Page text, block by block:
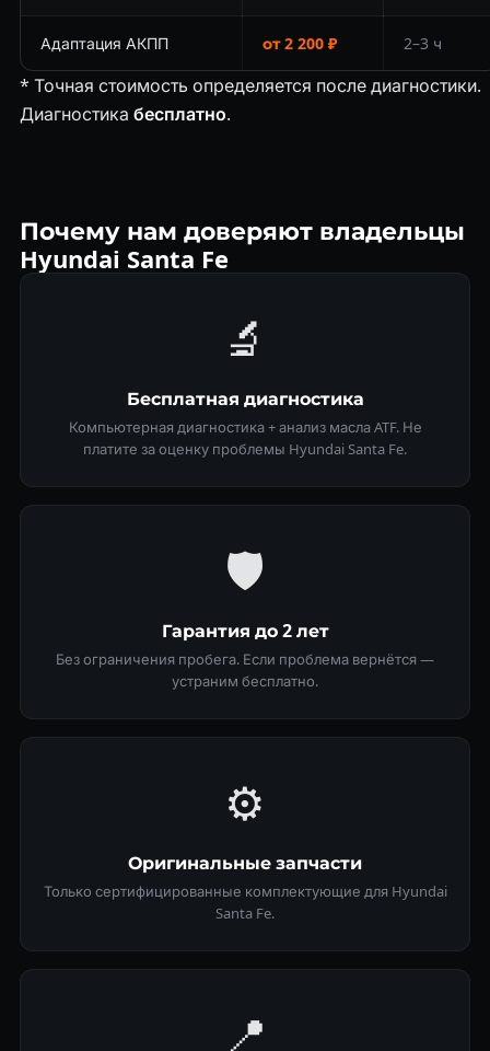
Адаптация АКПП от 2 200 ₽ 2–3 ч
* Точная стоимость определяется после диагностики.
Диагностика бесплатно.
Почему нам доверяют владельцы
Hyundai Santa Fe
🔬
Бесплатная диагностика
Компьютерная диагностика + анализ масла ATF. Не
платите за оценку проблемы Hyundai Santa Fe.
🛡
Гарантия до 2 лет
Без ограничения пробега. Если проблема вернётся —
устраним бесплатно.
⚙️
Оригинальные запчасти
Только сертифицированные комплектующие для Hyundai
Santa Fe.
📍